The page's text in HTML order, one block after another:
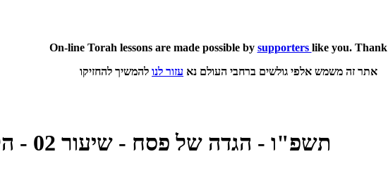
On-line Torah lessons are made possible by supporters like you. Thank
אתר זה משמש אלפי גולשים ברחבי העולם נא עזור לנו
תשפ"ו - הגדה של פסח - שיעור 02 - הלכה למעשה לשיטת השד״ה